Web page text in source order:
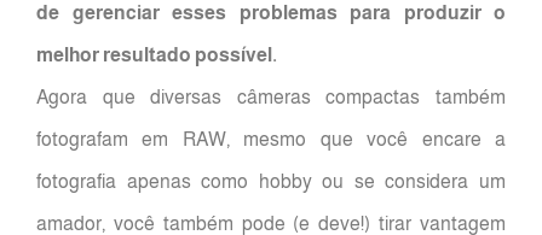
de gerenciar esses problemas para produzir o
melhor resultado possível.
Agora que diversas câmeras compactas também
fotografam em RAW, mesmo que você encare a
fotografia apenas como hobby ou se considera um
amador, você também pode (e deve!) tirar vantagem